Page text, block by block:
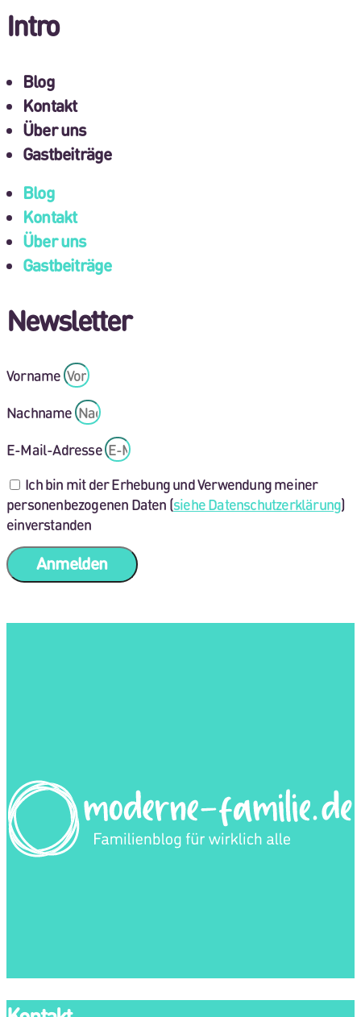
Intro
Blog
Kontakt
Über uns
Gastbeiträge
Blog
Kontakt
Über uns
Gastbeiträge
Newsletter
Vorname
Nachname
E-Mail-Adresse
Ich bin mit der Erhebung und Verwendung meiner
personenbezogenen Daten (siehe Datenschutzerklärung)
einverstanden
Anmelden